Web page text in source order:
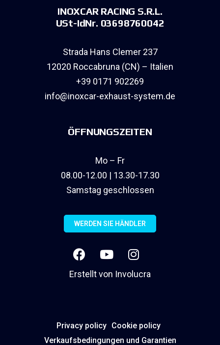
INOXCAR RACING S.R.L.
USt-IdNr. 03698760042
Strada Hans Clemer 237
12020 Roccabruna (CN) – Italien
+39 0171 902269
info@inoxcar-exhaust-system.de
ÖFFNUNGSZEITEN
Mo – Fr
08.00-12.00 | 13.30-17.30
Samstag geschlossen
WERDEN SIE HÄNDLER
Erstellt von Involucra
Privacy policy Cookie policy
Verkaufsbedingungen und Garantien